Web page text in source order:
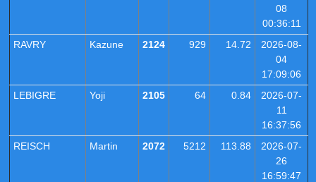
08
00:36:11
RAVRY
Kazune 2124 929 14.72
2026-08-
04
17:09:06
LEBIGRE
Yoji 2105 64 0.84
2026-07-
11
16:37:56
REISCH
Martin 2072 5212 113.88
2026-07-
26
16:59:47